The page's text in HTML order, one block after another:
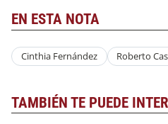
EN ESTA NOTA
Cinthia Fernández Roberto
TAMBIÉN TE PUEDE